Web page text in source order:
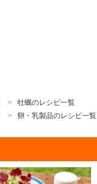
牡蠣のレシピ一覧
卵・乳製品のレシピ一覧